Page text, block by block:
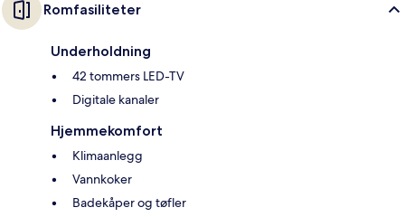
Romfasiliteter
Underholdning
42 tommers LED-TV
Digitale kanaler
Hjemmekomfort
Klimaanlegg
Vannkoker
Badekåper og tøfler